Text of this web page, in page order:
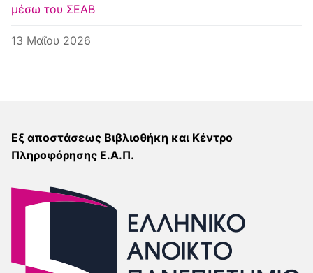
μέσω του ΣΕΑΒ
13 Μαΐου 2026
Εξ αποστάσεως Βιβλιοθήκη και Κέντρο
Πληροφόρησης Ε.Α.Π.